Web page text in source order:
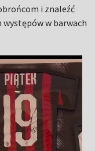
i znaleźć
występów w barwach